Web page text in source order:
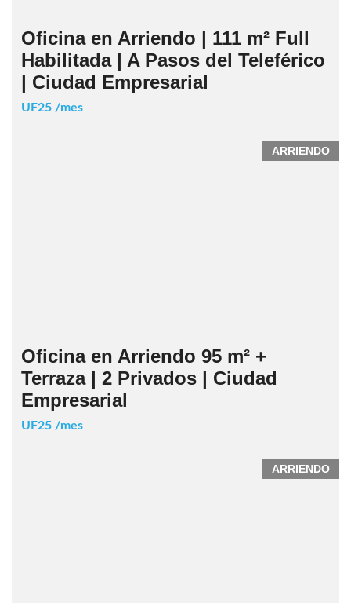
Oficina en Arriendo | 111 m² Full
Habilitada | A Pasos del Teleférico
| Ciudad Empresarial
UF25 /mes
ARRIENDO
Oficina en Arriendo 95 m² +
Terraza | 2 Privados | Ciudad
Empresarial
UF25 /mes
ARRIENDO